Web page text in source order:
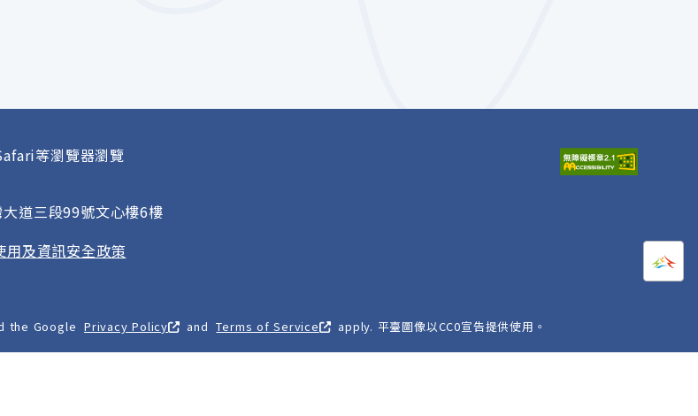
打開
等瀏覽器瀏覽
道三段99號文心樓6樓
用及資訊安全政策
the Google Privacy Policy and Terms of Service apply. 平臺圖像以CC0宣告提供使用。